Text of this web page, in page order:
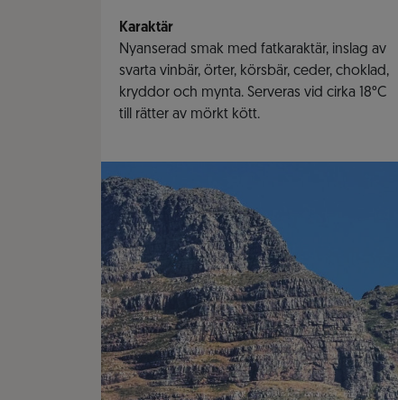
Karaktär
Nyanserad smak med fatkaraktär, inslag av
svarta vinbär, örter, körsbär, ceder, choklad,
kryddor och mynta. Serveras vid cirka 18°C
till rätter av mörkt kött.